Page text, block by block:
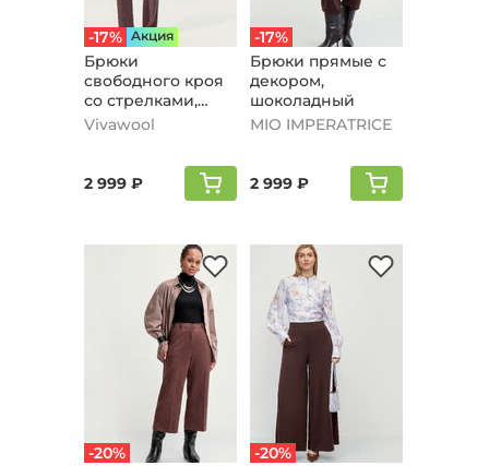
-17% Aкция
Брюки
свободного кроя
со стрелками,
кофейный
Vivawool
2 999 ₽
-17%
Брюки прямые с
дeкором,
шоколадный
MIO IMPERATRICE
2 999 ₽
-20%
-20%